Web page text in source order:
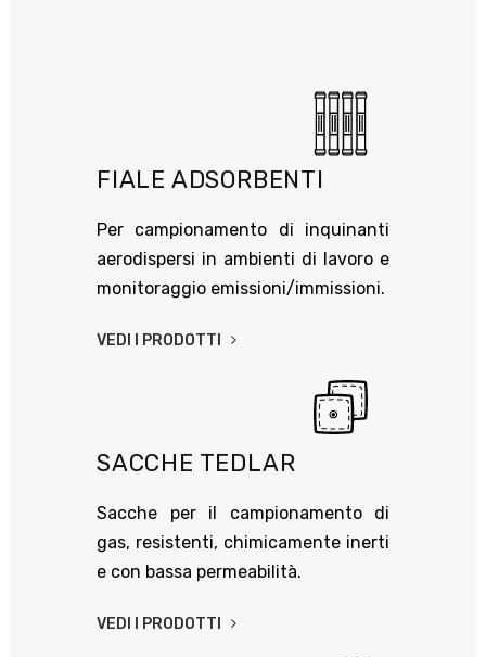
FIALE ADSORBENTI
Per campionamento di inquinanti
aerodispersi in ambienti di lavoro e
monitoraggio emissioni/immissioni.
VEDI I PRODOTTI
SACCHE TEDLAR
Sacche per il campionamento di
gas, resistenti, chimicamente inerti
e con bassa permeabilità.
VEDI I PRODOTTI